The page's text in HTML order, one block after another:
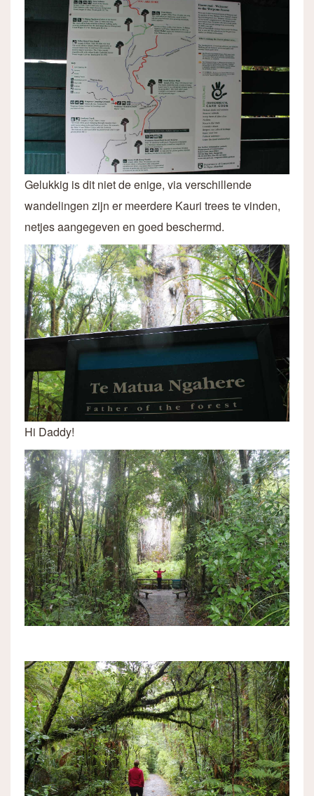
Gelukkig is dit niet de enige, via verschillende
wandelingen zijn er meerdere Kauri trees te vinden,
netjes aangegeven en goed beschermd.
Hi Daddy!